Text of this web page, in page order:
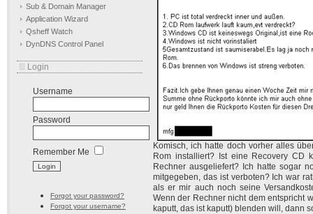
Sub & Domain Manager
Application Wizard
Qsheff Watch
DynDNS Control Panel
Login
Username
Password
Remember Me
Forgot your password?
Forgot your username?
Komisch, ich hatte doch vorher alles
Rom installiert? Ist eine Recovery CD
Rechner ausgeliefert? Ich hatte sogar
mitgegeben, das ist verboten? Ich war
als er mir auch noch seine
Wenn der Rechner nicht dem entspricht
kaputt, das ist kaputt) blenden will, dann